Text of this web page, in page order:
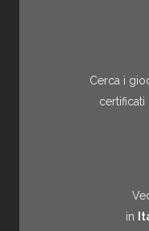
Cerca i
certificati
in